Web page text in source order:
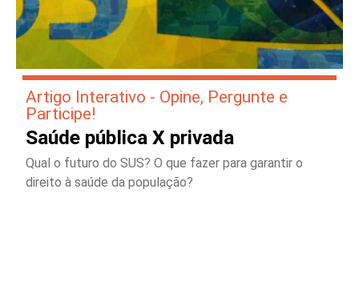
Artigo Interativo - Opine, Pergunte e
Participe!
Saúde pública X privada
Qual o futuro do SUS? O que fazer para garantir o
direito à saúde da população?